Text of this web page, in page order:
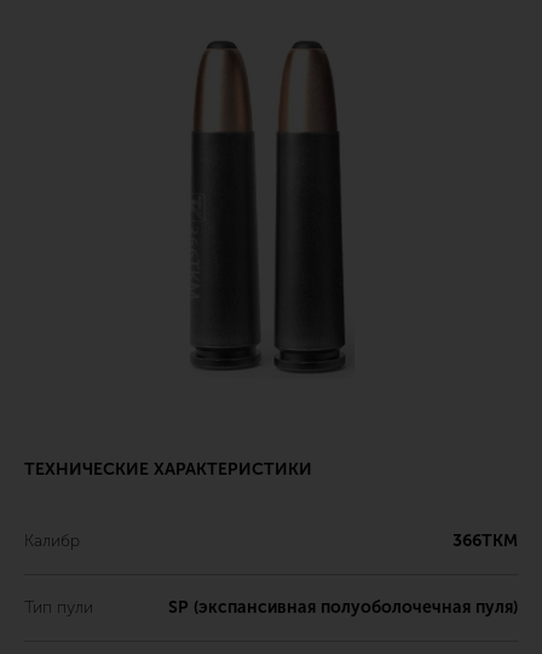
ТЕХНИЧЕСКИЕ ХАРАКТЕРИСТИКИ
Калибр 366ТКМ
Тип пули SP (экспансивная полуоболочечная пуля)